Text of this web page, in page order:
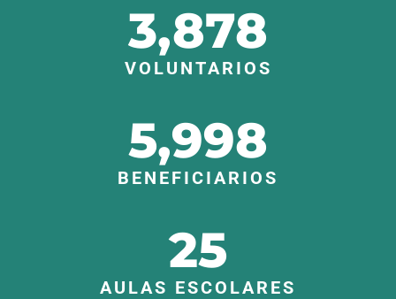
VOLUNTARIOS
3,878
BENEFICIARIOS
5,998
AULAS ESCOLARES
25